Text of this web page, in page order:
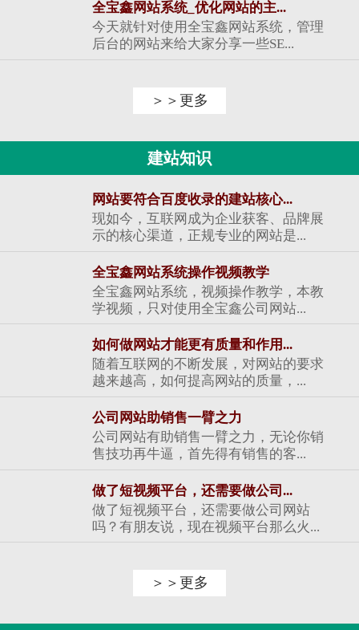
全宝鑫网站系统_优化网站的主...
今天就针对使用全宝鑫网站系统，管理
后台的网站来给大家分享一些SE...
＞＞更多
建站知识
网站要符合百度收录的建站核心...
现如今，互联网成为企业获客、品牌展
示的核心渠道，正规专业的网站是...
全宝鑫网站系统操作视频教学
全宝鑫网站系统，视频操作教学，本教
学视频，只对使用全宝鑫公司网站...
如何做网站才能更有质量和作用...
随着互联网的不断发展，对网站的要求
越来越高，如何提高网站的质量，...
公司网站助销售一臂之力
公司网站有助销售一臂之力，无论你销
售技功再牛逼，首先得有销售的客...
做了短视频平台，还需要做公司...
做了短视频平台，还需要做公司网站
吗？有朋友说，现在视频平台那么火...
＞＞更多